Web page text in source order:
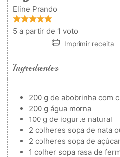
Eline Prando
5 a partir de 1 voto
Imprimir receita
Ingredientes
200 g de abobrinha com
200 g água morna
100 g de iogurte natural
2 colheres sopa de nata
2 colheres sopa de
1 colher sopa rasa de